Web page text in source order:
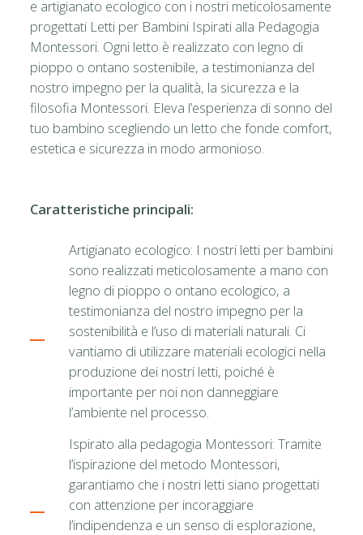
e artigianato ecologico con i nostri meticolosamente
progettati Letti per Bambini Ispirati alla Pedagogia
Montessori. Ogni letto è realizzato con legno di
pioppo o ontano sostenibile, a testimonianza del
nostro impegno per la qualità, la sicurezza e la
filosofia Montessori. Eleva l’esperienza di sonno del
tuo bambino scegliendo un letto che fonde comfort,
estetica e sicurezza in modo armonioso.
Caratteristiche principali:
Artigianato ecologico: I nostri letti per bambini
sono realizzati meticolosamente a mano con
legno di pioppo o ontano ecologico, a
testimonianza del nostro impegno per la
sostenibilità e l’uso di materiali naturali. Ci
vantiamo di utilizzare materiali ecologici nella
produzione dei nostri letti, poiché è
importante per noi non danneggiare
l’ambiente nel processo.
Ispirato alla pedagogia Montessori: Tramite
l’ispirazione del metodo Montessori,
garantiamo che i nostri letti siano progettati
con attenzione per incoraggiare
l’indipendenza e un senso di esplorazione,